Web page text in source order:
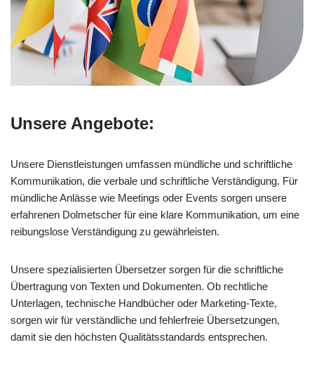
Unsere Angebote:
Unsere Dienstleistungen umfassen mündliche und schriftliche
Kommunikation, die verbale und schriftliche Verständigung. Für
mündliche Anlässe wie Meetings oder Events sorgen unsere
erfahrenen Dolmetscher für eine klare Kommunikation, um eine
reibungslose Verständigung zu gewährleisten.
Unsere spezialisierten Übersetzer sorgen für die schriftliche
Übertragung von Texten und Dokumenten. Ob rechtliche
Unterlagen, technische Handbücher oder Marketing-Texte,
sorgen wir für verständliche und fehlerfreie Übersetzungen,
damit sie den höchsten Qualitätsstandards entsprechen.